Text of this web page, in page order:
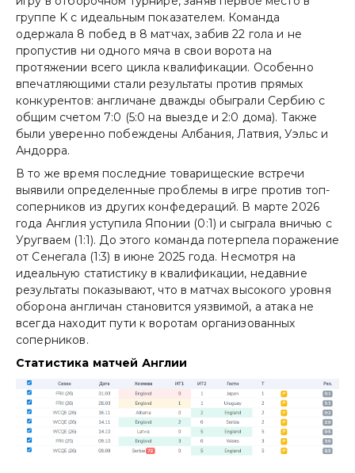
группе K с идеальным показателем. Команда
одержала 8 побед в 8 матчах, забив 22 гола и не
пропустив ни одного мяча в свои ворота на
протяжении всего цикла квалификации. Особенно
впечатляющими стали результаты против прямых
конкурентов: англичане дважды обыграли Сербию с
общим счетом 7:0 (5:0 на выезде и 2:0 дома). Также
были уверенно побеждены Албания, Латвия, Уэльс и
Андорра.
В то же время последние товарищеские встречи
выявили определенные проблемы в игре против топ-
соперников из других конфедераций. В марте 2026
года Англия уступила Японии (0:1) и сыграла вничью с
Уругваем (1:1). До этого команда потерпела поражение
от Сенегала (1:3) в июне 2025 года. Несмотря на
идеальную статистику в квалификации, недавние
результаты показывают, что в матчах высокого уровня
оборона англичан становится уязвимой, а атака не
всегда находит пути к воротам организованных
соперников.
Статистика матчей Англии